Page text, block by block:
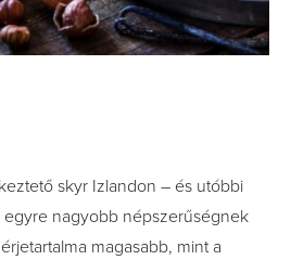
skyr Izlandon – és utóbbi
nagyobb népszerűségnek
magasabb, mint a